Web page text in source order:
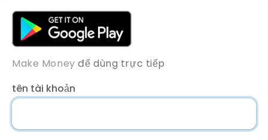
Make Money để dùng trực tiếp
tên tài khoản